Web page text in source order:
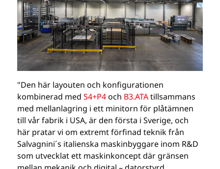
"Den här layouten och konfigurationen
kombinerad medS4+P4och B3.ATAtillsammans
med mellanlagring i ett minitorn för plåtämnen
till vår fabrik i USA, är den första i Sverige, och
här pratar vi om extremt förfinad teknik från
Salvagnini´s italienska maskinbyggare inom R&D
som utvecklat ett maskinkoncept där gränsen